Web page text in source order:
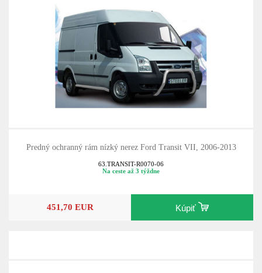
Predný ochranný rám nízký nerez Ford Transit VII, 2006-2013
63.TRANSIT-R0070-06
Na ceste až 3 týždne
451,70 EUR Kúpiť